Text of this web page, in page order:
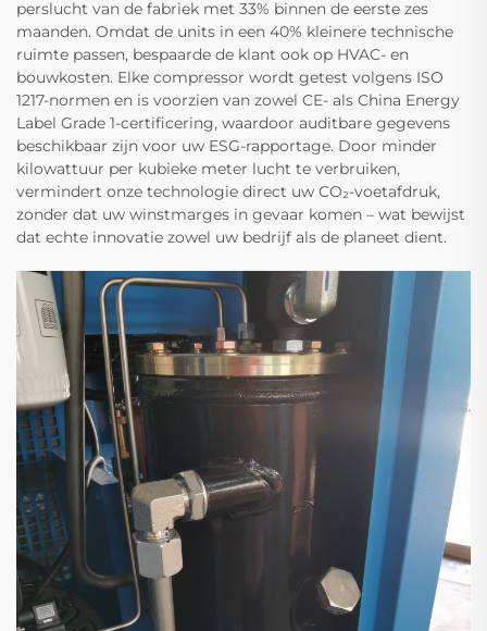
perslucht van de fabriek met 33% binnen de eerste zes
maanden. Omdat de units in een 40% kleinere technische
ruimte passen, bespaarde de klant ook op HVAC- en
bouwkosten. Elke compressor wordt getest volgens ISO
1217-normen en is voorzien van zowel CE- als China Energy
Label Grade 1-certificering, waardoor auditbare gegevens
beschikbaar zijn voor uw ESG-rapportage. Door minder
kilowattuur per kubieke meter lucht te verbruiken,
vermindert onze technologie direct uw CO₂-voetafdruk,
zonder dat uw winstmarges in gevaar komen – wat bewijst
dat echte innovatie zowel uw bedrijf als de planeet dient.